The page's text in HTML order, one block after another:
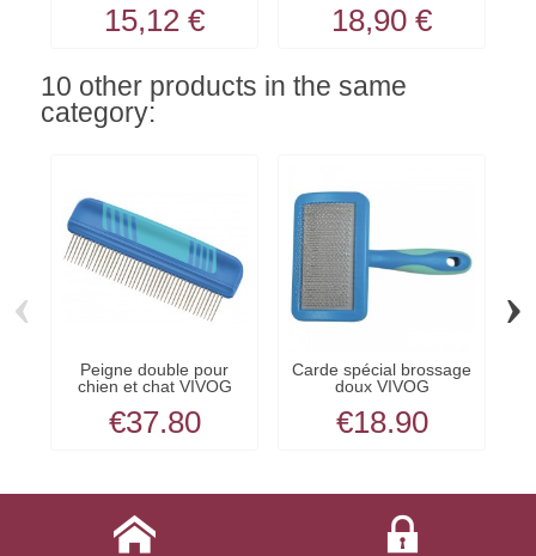
15,12 € 18,90 €
10 other products in the same
category:
Peigne double pour
chien et chat VIVOG
€37.80
Carde spécial brossage
doux VIVOG
€18.90
‹ ›